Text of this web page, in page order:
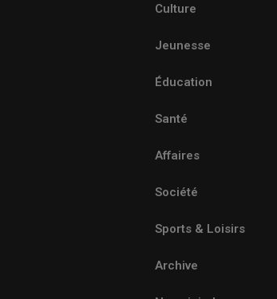
Culture
Jeunesse
Éducation
Santé
Affaires
Société
Sports & Loisirs
Archive